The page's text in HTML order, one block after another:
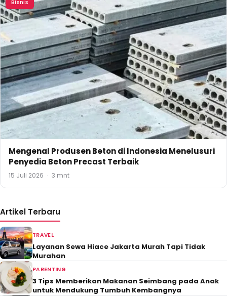
Bisnis
Mengenal Produsen Beton di Indonesia Menelusuri
Penyedia Beton Precast Terbaik
15 Juli 2026 · 3 mnt
Artikel Terbaru
TRAVEL
Layanan Sewa Hiace Jakarta Murah Tapi Tidak
Murahan
PARENTING
3 Tips Memberikan Makanan Seimbang pada Anak
untuk Mendukung Tumbuh Kembangnya